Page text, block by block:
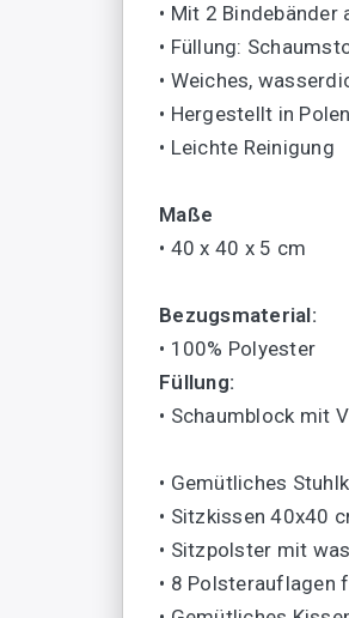
• Mit 2
• Füllung:
• Weiches,
• Hergestellt in
• Leichte Reinigung
Maße
• 40 x 40 x 5 cm
Bezugsmaterial:
• 100% Polyester
Füllung:
• Schaumblock mit
• Gemütliches
• Sitzkissen 40x40
• Sitzpolster mit
• 8 Polsterauflagen